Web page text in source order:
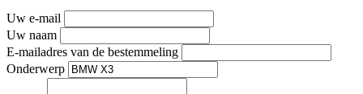
Uw e-mail
Uw naam
E-mailadres van de bestemmeling
Onderwerp